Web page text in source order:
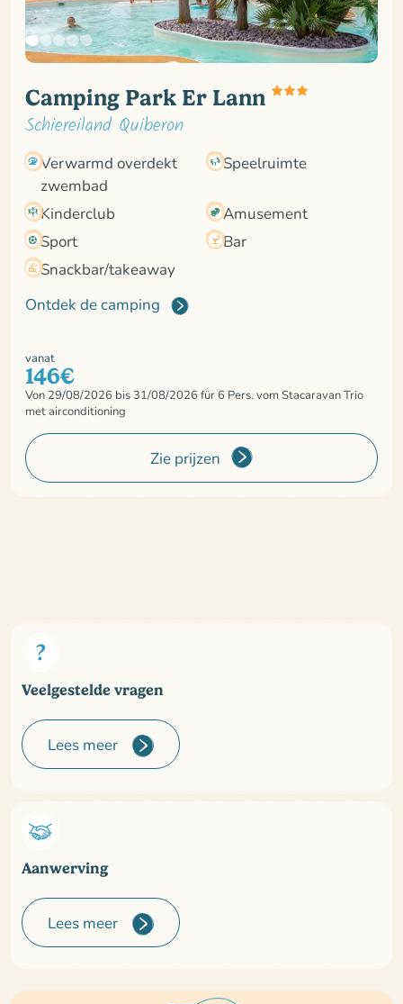
Camping Park Er Lann
Schiereiland Quiberon
Verwarmd overdekt
zwembad
Speelruimte
Kinderclub
Amusement
Sport
Bar
Snackbar/takeaway
Ontdek de camping
vanat
146€
Von 29/08/2026 bis 31/08/2026 für 6 Pers. vom Stacaravan Trio
met airconditioning
Zie prijzen
Veelgestelde vragen
Lees meer
Aanwerving
Lees meer